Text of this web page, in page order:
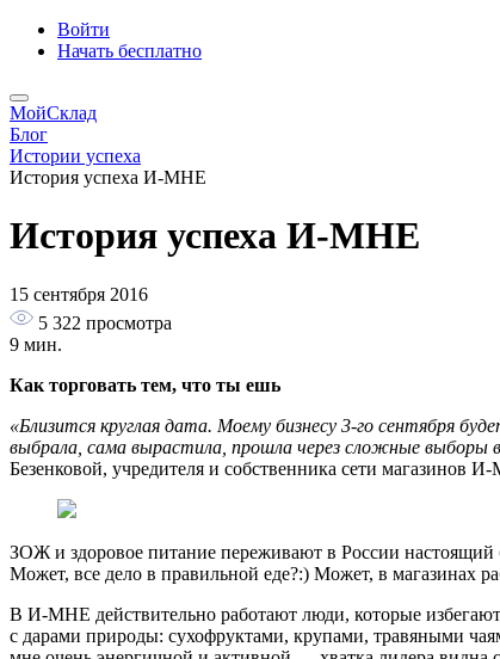
Войти
Начать бесплатно
МойСклад
Блог
Истории успеха
История успеха И-МНЕ
История успеха И-МНЕ
15 сентября 2016
5 322 просмотра
9 мин.
Как торговать тем, что ты ешь
«Близится круглая дата. Моему бизнесу 3-го сентября
выбрала, сама вырастила, прошла через сложные
Безенковой, учредителя и собственника сети магазинов
ЗОЖ и здоровое питание переживают в России
Может, все дело в правильной еде?:) Может, в
В И-МНЕ действительно работают люди, которые
с дарами природы: сухофруктами, крупами, травяными